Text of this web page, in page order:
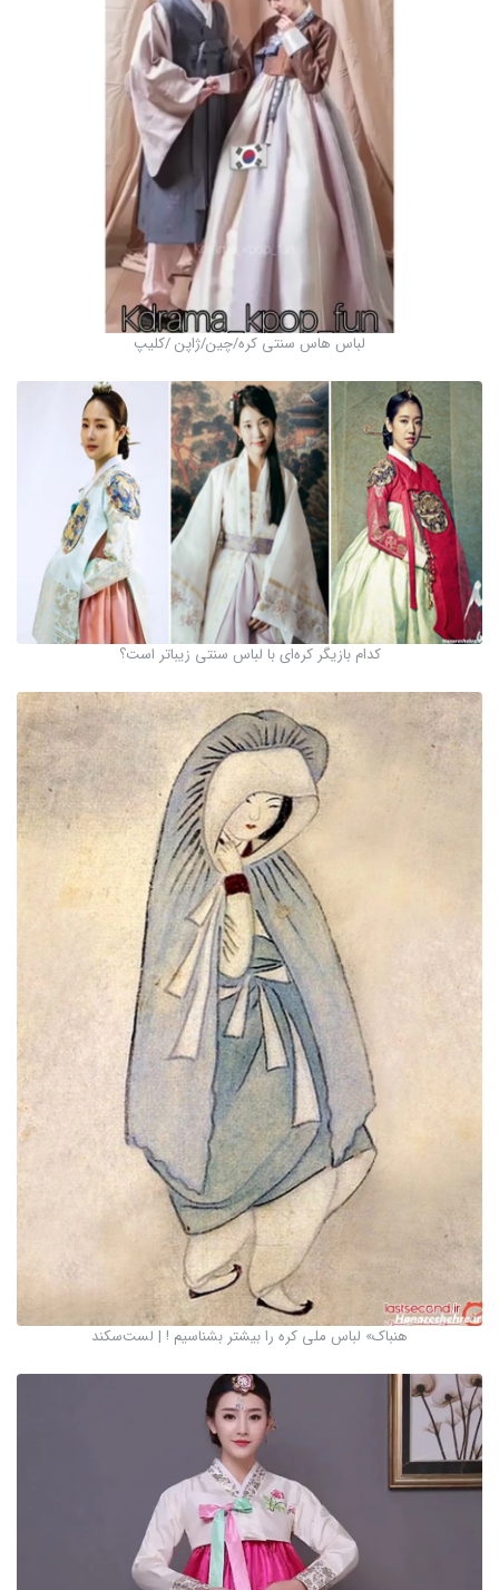
لباس هاس سنتی کره/چین/ژاپن /کلیپ
کدام بازیگر کره‌ای با لباس سنتی زیباتر است؟
هنباک» لباس ملی کره را بیشتر بشناسیم ! | لست‌سکند